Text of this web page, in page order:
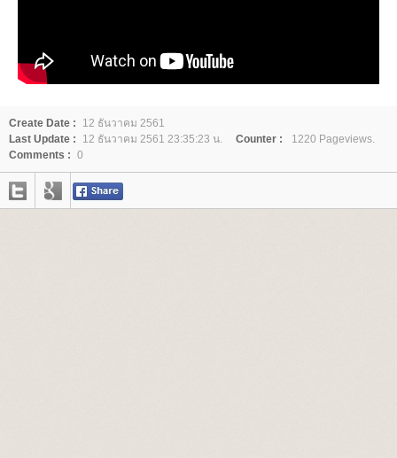
Create Date :
12 ธันวาคม 2561
Last Update :
12 ธันวาคม 2561 23:35:23 น. Counter :
1220 Pageviews.
Comments : 0